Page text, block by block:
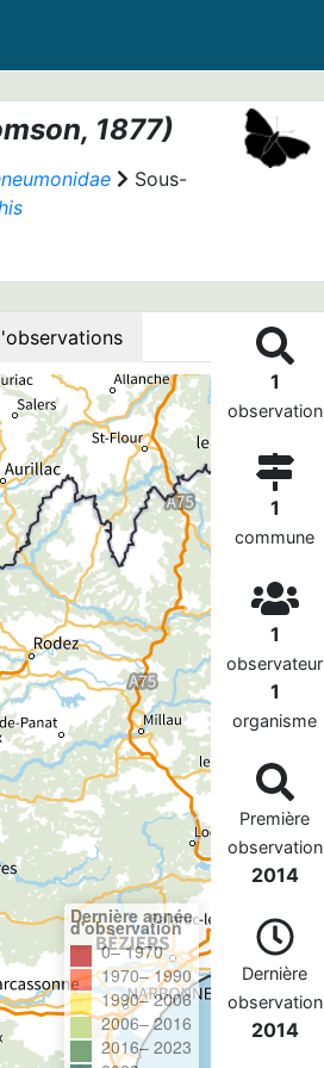
1877)
Sous-
Dernière année
d'observation
0– 1970
1970– 1990
1990– 2006
2006– 2016
2016– 2023
1
observation
1
commune
1
observateur
1
organisme
Première
observation
2014
Dernière
observation
2014